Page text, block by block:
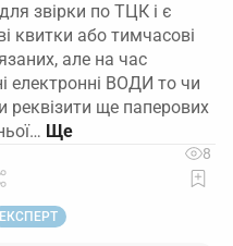
звірки по ТЦК і є
квитки або тимчасові
але на час
електронні ВОДИ то чи
реквізити ще паперових
8
ЕКСПЕРТ